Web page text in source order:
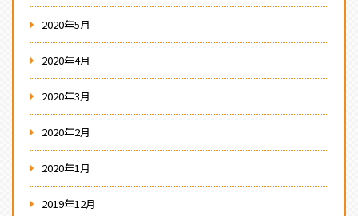
2020年5月
2020年4月
2020年3月
2020年2月
2020年1月
2019年12月